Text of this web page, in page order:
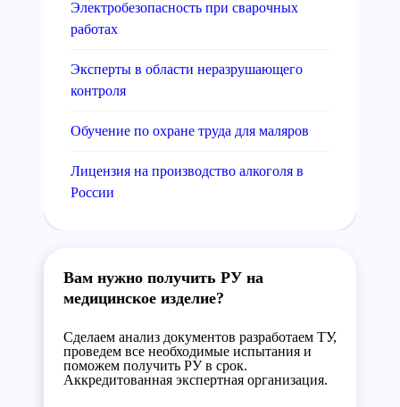
Электробезопасность при сварочных
работах
Эксперты в области неразрушающего
контроля
Обучение по охране труда для маляров
Лицензия на производство алкоголя в
России
Вам нужно получить РУ на
медицинское изделие?
Сделаем анализ документов разработаем ТУ,
проведем все необходимые испытания и
поможем получить РУ в срок.
Аккредитованная экспертная организация.